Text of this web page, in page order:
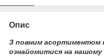
Опис
З повним асортиментом
ознайомитися на нашому